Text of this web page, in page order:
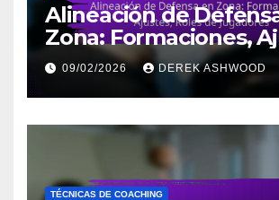
Alineación de
Zona: Formaciones,
Roles de Jugadores
09/02/2026 DEREK ASHWOOD
TÉCNICAS DE COACHING